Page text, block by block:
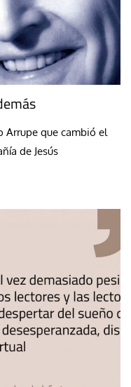
Arrupe que cambió el
de Jesús